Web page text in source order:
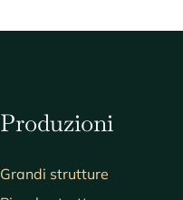
Produzioni
Grandi strutture